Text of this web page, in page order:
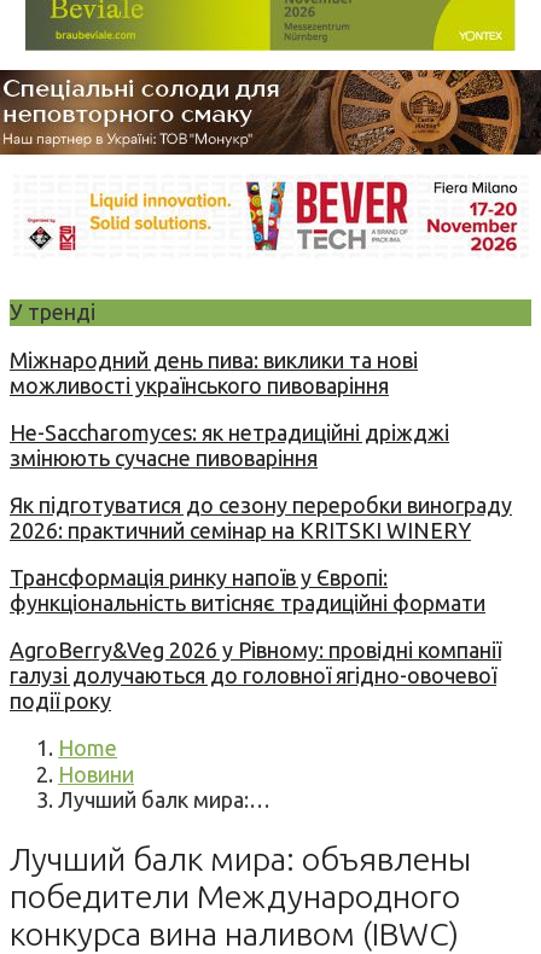
У тренді
Міжнародний день пива: виклики та нові
можливості українського пивоваріння
Не-Saccharomyces: як нетрадиційні дріжджі
змінюють сучасне пивоваріння
Як підготуватися до сезону переробки винограду
2026: практичний семінар на KRITSKI WINERY
Трансформація ринку напоїв у Європі:
функціональність витісняє традиційні формати
AgroBerry&Veg 2026 у Рівному: провідні компанії
галузі долучаються до головної ягідно-овочевої
події року
Home
Новини
Лучший балк мира:…
Лучший балк мира: объявлены
победители Международного
конкурса вина наливом (IBWC)